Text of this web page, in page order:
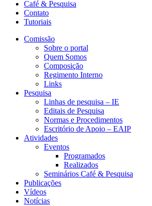
Café & Pesquisa
Contato
Tutoriais
Comissão
Sobre o portal
Quem Somos
Composição
Regimento Interno
Links
Pesquisa
Linhas de pesquisa – IE
Editais de Pesquisa
Normas e Procedimentos
Escritório de Apoio – EAIP
Atividades
Eventos
Programados
Realizados
Seminários Café & Pesquisa
Publicações
Vídeos
Notícias